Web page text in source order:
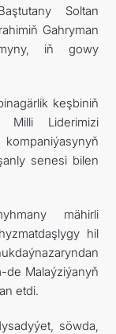
Soltan
Gahryman
iň gowy
keşbiniň
Milli Liderimizi
senesi bilen
mähirli
hil
de Malaýziýanyň
etdi.
söwda,